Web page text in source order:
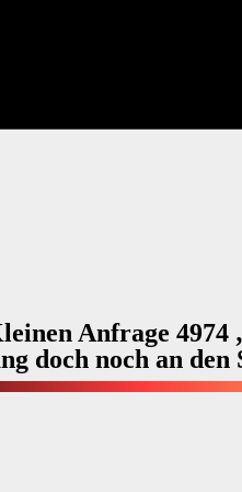
Anfrage 4974
doch noch an